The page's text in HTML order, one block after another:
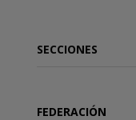
SECCIONES
FEDERACIÓN